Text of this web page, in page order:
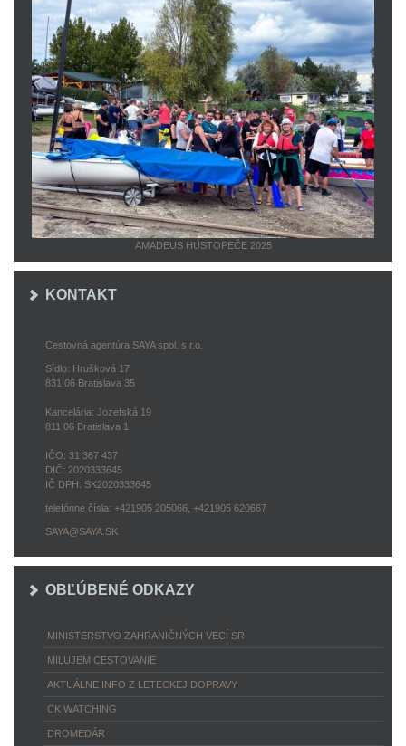
AMADEUS HUSTOPEČE 2025
KONTAKT
Cestovná agentúra SAYA spol. s r.o.
Sídlo: Hrušková 17
831 06 Bratislava 35
Kancelária: Jozefská 19
811 06 Bratislava 1
IČO: 31 367 437
DIČ: 2020333645
IČ DPH: SK2020333645
telefónne čísla: +421905 205066, +421905 620667
SAYA@SAYA.SK
OBĽÚBENÉ ODKAZY
MINISTERSTVO ZAHRANIČNÝCH VECÍ SR
MILUJEM CESTOVANIE
AKTUÁLNE INFO Z LETECKEJ DOPRAVY
CK WATCHING
DROMEDÁR